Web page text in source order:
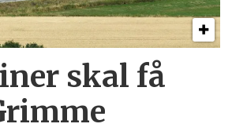
skal få